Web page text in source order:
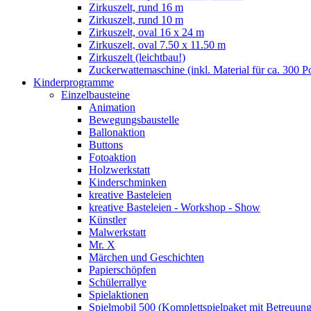
Zirkuszelt, rund 16 m
Zirkuszelt, rund 10 m
Zirkuszelt, oval 16 x 24 m
Zirkuszelt, oval 7.50 x 11.50 m
Zirkuszelt (leichtbau!)
Zuckerwattemaschine (inkl. Material für ca. 300
Kinderprogramme
Einzelbausteine
Animation
Bewegungsbaustelle
Ballonaktion
Buttons
Fotoaktion
Holzwerkstatt
Kinderschminken
kreative Basteleien
kreative Basteleien - Workshop - Show
Künstler
Malwerkstatt
Mr. X
Märchen und Geschichten
Papierschöpfen
Schülerrallye
Spielaktionen
Spielmobil 500 (Komplettspielpaket mit